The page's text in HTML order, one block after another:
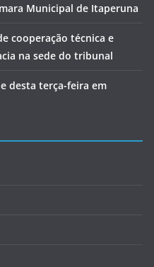
Municipal de Itaperuna
cooperação técnica e
na sede do tribunal
desta terça-feira em